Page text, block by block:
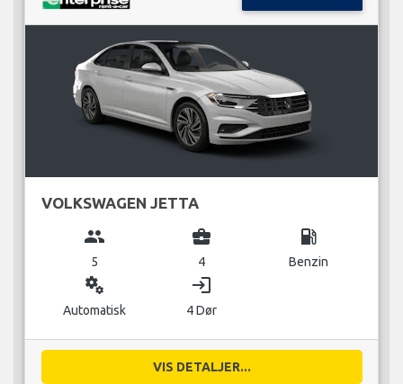
VOLKSWAGEN JETTA
group
5
business_center
4
local_gas_station
Benzin
miscellaneous_services
Automatisk
login
4 Dør
VIS DETALJER...